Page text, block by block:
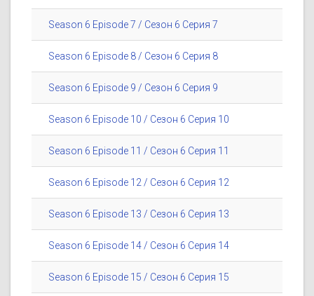
Season 6 Episode 7 / Сезон 6 Серия 7
Season 6 Episode 8 / Сезон 6 Серия 8
Season 6 Episode 9 / Сезон 6 Серия 9
Season 6 Episode 10 / Сезон 6 Серия 10
Season 6 Episode 11 / Сезон 6 Серия 11
Season 6 Episode 12 / Сезон 6 Серия 12
Season 6 Episode 13 / Сезон 6 Серия 13
Season 6 Episode 14 / Сезон 6 Серия 14
Season 6 Episode 15 / Сезон 6 Серия 15